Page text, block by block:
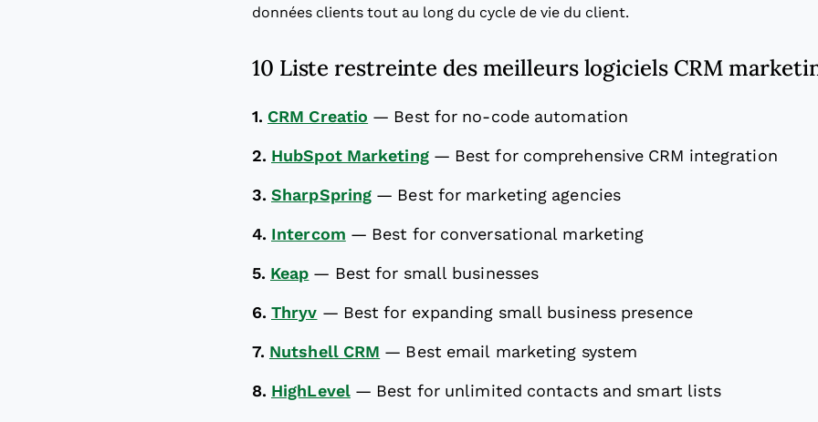
données clients tout au long du cycle de vie du client.
10 Liste restreinte des meilleurs logiciels CRM
1. CRM Creatio — Best for no-code automation
2. HubSpot Marketing — Best for comprehensive CRM integration
3. SharpSpring — Best for marketing agencies
4. Intercom — Best for conversational marketing
5. Keap — Best for small businesses
6. Thryv — Best for expanding small business presence
7. Nutshell CRM — Best email marketing system
8. HighLevel — Best for unlimited contacts and smart lists